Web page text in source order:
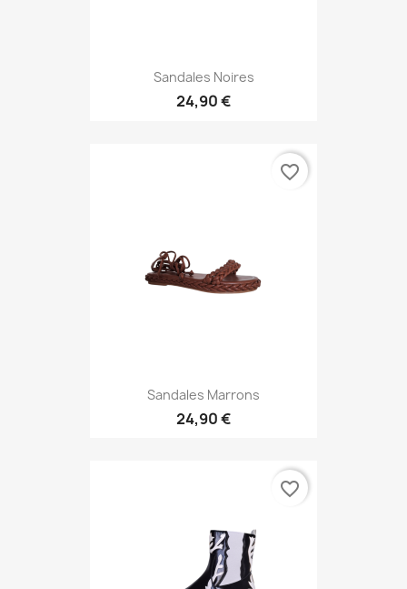
Sandales Noires
24,90 €
Sandales Marrons
24,90 €
favorite_border
favorite_border